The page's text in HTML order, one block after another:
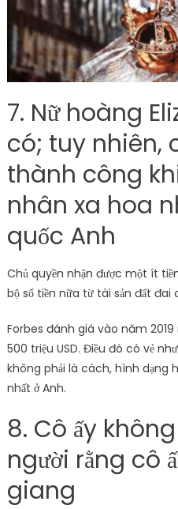
7. Nữ hoàng
có; tuy nhiên,
thành công
nhân xa hoa
quốc Anh
Chủ quyền nhận được một ít
bộ số tiền nữa từ tài sản đất đai
Forbes đánh giá vào năm
500 triệu USD. Điều đó có vẻ
không phải là cách, hình
nhất ở Anh.
8. Cô ấy
người rằng cô
giang